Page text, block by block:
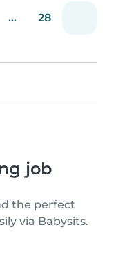
... 28
job
the perfect
via Babysits.